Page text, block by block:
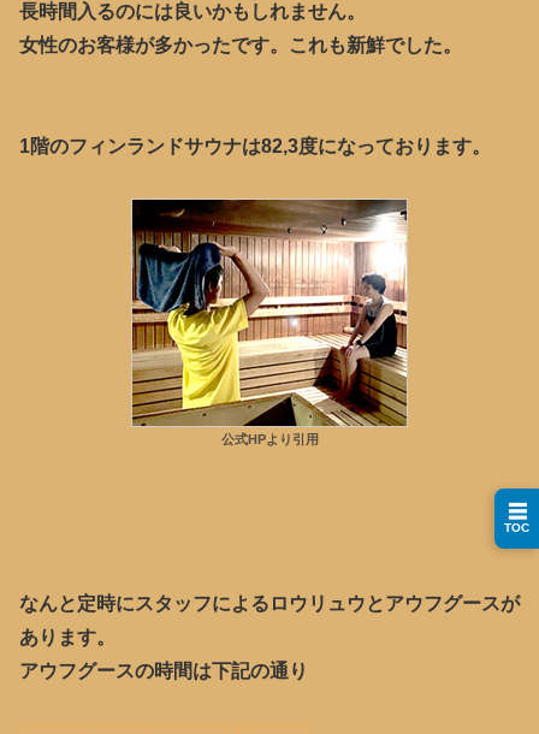
長時間入るのには良いかもしれません。
女性のお客様が多かったです。これも新鮮でした。
1階のフィンランドサウナは82,3度になっております。
公式HPより引用
なんと定時にスタッフによるロウリュウとアウフグースが
あります。
アウフグースの時間は下記の通り
☰
TOC